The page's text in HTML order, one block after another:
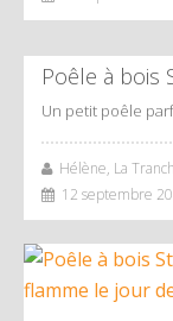
Poêle à bois
Un petit poêle
Hélène, La
12 septembre